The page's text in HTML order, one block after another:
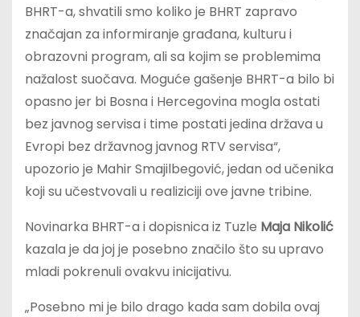
BHRT-a, shvatili smo koliko je BHRT zapravo
značajan za informiranje građana, kulturu i
obrazovni program, ali sa kojim se problemima
nažalost suočava. Moguće gašenje BHRT-a bilo bi
opasno jer bi Bosna i Hercegovina mogla ostati
bez javnog servisa i time postati jedina država u
Evropi bez državnog javnog RTV servisa“,
upozorio je Mahir Smajilbegović, jedan od učenika
koji su učestvovali u realiziciji ove javne tribine.
Novinarka BHRT-a i dopisnica iz Tuzle Maja Nikolić
kazala je da joj je posebno značilo što su upravo
mladi pokrenuli ovakvu inicijativu.
„Posebno mi je bilo drago kada sam dobila ovaj